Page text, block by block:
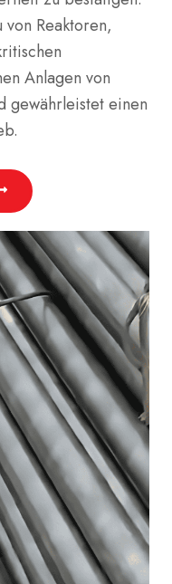
Reaktoren,
Anlagen von
gewährleistet einen